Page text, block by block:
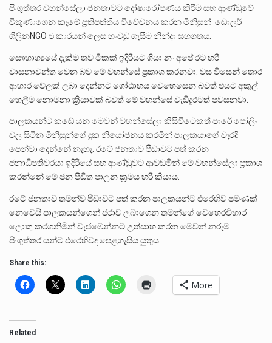
පිංගුත්තර වහන්සේලා ජනතාවට දෝෂාරෝපණය කිරීම සහ ආණ්ඩුවේ
විකුණාගෙන කෑමේ ප්‍රතිපත්තිය විවේචනය කරන මිනිසුන් ඩොලර්
ගිලිනNGO එ කාරයන් ලෙස හංවඩු ගැසීම නින්දා සහගතය.
සෞභාග්‍යයේ දැක්ම තව ටිකක් ඉදිරියට ගියා නං අපේ රට හරි
වාසනාවන්ත වෙන බව මේ වහන්සේ ප්‍රකාශ කරනවා. වස විසෙන් තොර
ආහාර වේලක් ලබා දෙන්නට ගෝඨාභය වෙහෙසෙන බවත් එයට අකුල්
හෙලීම නොමනා ක්‍රියාවක් බවත් මේ වහන්සේ වැඩිදුරටත් පවසනවා.
පාලකයන්ට කඩේ යන මෙවන් වහන්සේලා කිසිවිටෙකත් පාරේ පෝලිං
වල සිටින මිනිසුන්ගේ දුක නියෝජනය කරමින් පාලකයාගේ වැරදි
පෙන්වා දෙන්නේ නැහැ. රටේ ජනතාව පීඩාවට පත් කරන
ජනාධිපතිවරයා ඉදිරියේ සහ ආණ්ඩුවට ආවඩමින් මේ වහන්සේලා ප්‍රකාශ
කරන්නේ මේ ජන පීඩිත පාලන ක්‍රමය හරි කියාය.
රටේ ජනතාව තමන්ව පීඩාවට පත් කරන පාලකයන්ට එරෙහිව පමණක්
නෙවෙයි පාලකයන්ගෙන් ජරාව ලබාගෙන තමන්ගේ වෙහෙරවිහාර
ලොකු කරගනිමින් වැජඹෙන්නට උත්සාහ කරන මෙවන් නරුම
පිංගුත්තර යන්ට එරෙහිවද පෙළගැසිය යුතුය
Share this:
More
Related